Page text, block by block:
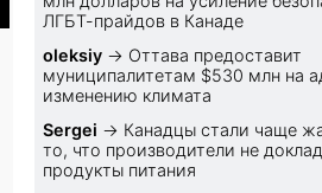
ЛГБТ-прайдов в Канаде
oleksiy → Оттава предоставит
муниципалитетам $530 млн на
изменению климата
Sеrgei → Канадцы стали чаще
то, что производители не
продукты питания